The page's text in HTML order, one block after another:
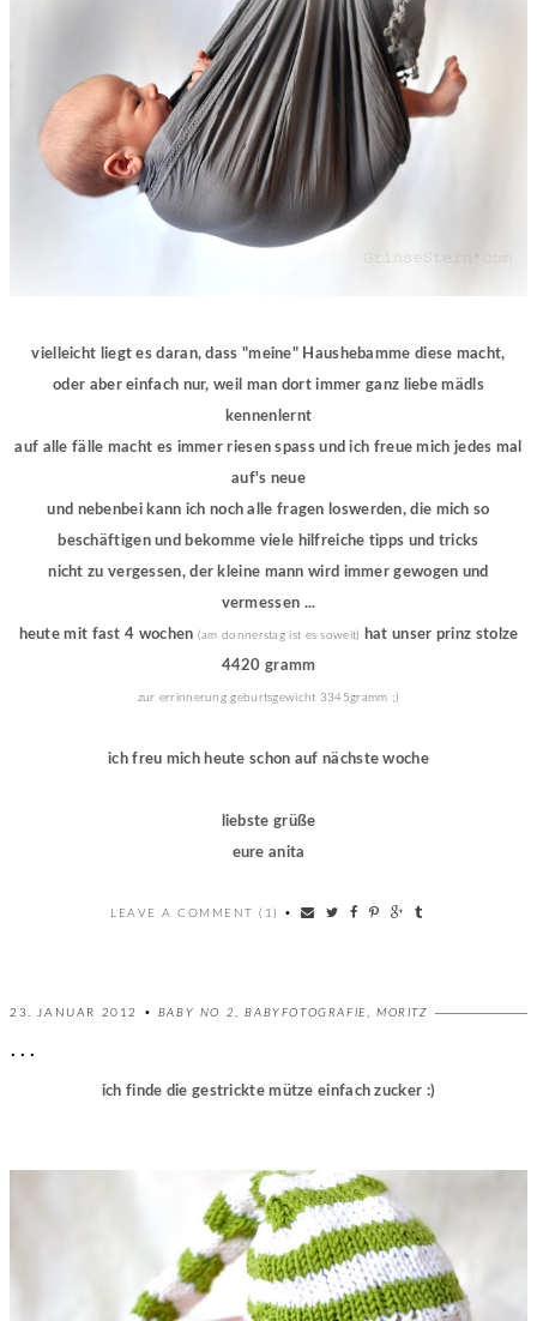
vielleicht liegt es daran, dass "meine" Haushebamme diese macht,
oder aber einfach nur, weil man dort immer ganz liebe mädls
kennenlernt
auf alle fälle macht es immer riesen spass und ich freue mich jedes mal
auf's neue
und nebenbei kann ich noch alle fragen loswerden, die mich so
beschäftigen und bekomme viele hilfreiche tipps und tricks
nicht zu vergessen, der kleine mann wird immer gewogen und
vermessen ...
heute mit fast 4 wochen (am donnerstag ist es soweit)
hat unser prinz stolze
4420 gramm
zur errinnerung geburtsgewicht 3345gramm ;)
ich freu mich heute schon auf nächste woche
liebste grüße
eure anita
LEAVE A COMMENT (1) •
23. JANUAR 2012 • BABY NO 2,BABYFOTOGRAFIE,MORITZ
...
ich finde die gestrickte mütze einfach zucker :)